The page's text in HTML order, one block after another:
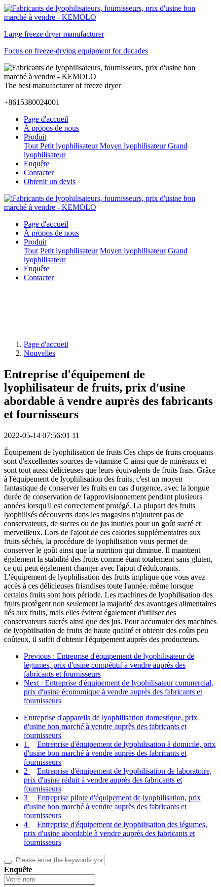
Large freeze dryer manufacturer
Focus on freeze-drying equipment for decades
The best manufacturer of freeze dryer
+8615380024001
Page d'accueil
À propos de nous
Produit
Tout Petit lyophilisateur Moyen lyophilisateur Grand
lyophilisateur
Enquête
Contacter
Obtenir un devis
Page d'accueil
À propos de nous
Produit
Tout Petit lyophilisateur Moyen lyophilisateur Grand
lyophilisateur
Enquête
Contacter
Page d'accueil
Nouvelles
Entreprise d'équipement de
lyophilisateur de fruits, prix d'usine
abordable à vendre auprès des fabricants
et fournisseurs
2022-05-14 07:56:01 11
Équipement de lyophilisation de fruits Ces chips de fruits croquants
sont d'excellentes sources de vitamine C ainsi que de minéraux et
sont tout aussi délicieuses que leurs équivalents de fruits frais. Grâce
à l'équipement de lyophilisation des fruits, c'est un moyen
fantastique de conserver les fruits en cas d'urgence, avec la longue
durée de conservation de l'approvisionnement pendant plusieurs
années lorsqu'il est correctement protégé. La plupart des fruits
lyophilisés découverts dans les magasins n'ajoutent pas de
conservateurs, de sucres ou de jus inutiles pour un goût sucré et
merveilleux. Lors de l'ajout de ces calories supplémentaires aux
fruits séchés, la procédure de lyophilisation vous permet de
conserver le goût ainsi que la nutrition qui diminue. Il maintient
également la stabilité des fruits comme étant totalement sans gluten,
ce qui peut également changer avec l'ajout d'édulcorants.
L'équipement de lyophilisation des fruits implique que vous avez
accès à ces délicieuses friandises toute l'année, même lorsque
certains fruits sont hors période. Les machines de lyophilisation des
fruits protègent non seulement la majorité des avantages alimentaires
liés aux fruits, mais elles évitent également d'utiliser des
conservateurs sucrés ainsi que des jus. Pour accumuler des machines
de lyophilisation de fruits de haute qualité et obtenir des coûts peu
coûteux, il suffit d'obtenir l'équipement auprès des producteurs.
Previous : Entreprise d'équipement de lyophilisateur de
légumes, prix d'usine compétitif à vendre auprès des
fabricants et fournisseurs
Next : Entreprise d'équipement de lyophilisateur commercial,
prix d'usine économique à vendre auprès des fabricants et
fournisseurs
Entreprise d'appareils de lyophilisation domestique, prix
d'usine bon marché à vendre auprès des fabricants et
fournisseurs
1
Entreprise d'équipement de lyophilisation à domicile, prix
d'usine bon marché à vendre auprès des fabricants et
fournisseurs
2
Entreprise d'équipement de lyophilisation de laboratoire,
prix d'usine réduit à vendre auprès des fabricants et
fournisseurs
3
Entreprise pilote d'équipement de lyophilisation, prix
d'usine bon marché à vendre auprès des fabricants et
fournisseurs
4
Entreprise d'équipement de lyophilisation des légumes,
prix d'usine abordable à vendre auprès des fabricants et
fournisseurs
Enquête